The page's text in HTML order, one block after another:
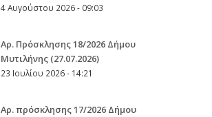
4 Αυγούστου 2026 - 09:03
Aρ. Πρόσκλησης 18/2026 Δήμου
Μυτιλήνης (27.07.2026)
23 Ιουλίου 2026 - 14:21
Αρ. πρόσκλησης 17/2026 Δήμου